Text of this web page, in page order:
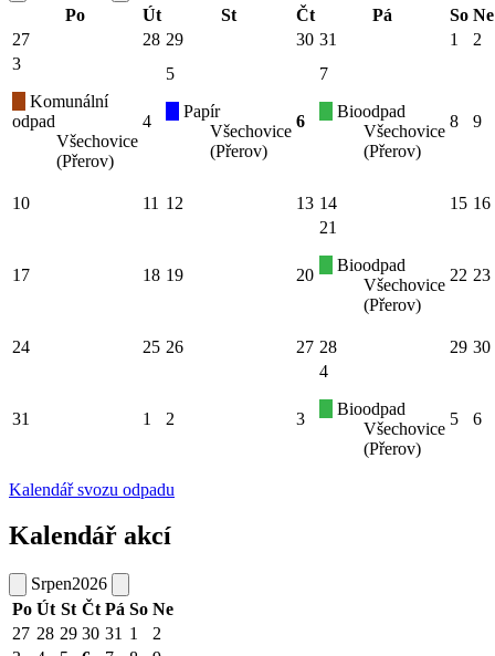
Po
Út St Čt Pá So Ne
27
28 29 30 31 1
2
3
Komunální
odpad
Všechovice
(Přerov)
4
5
Papír
Všechovice
(Přerov)
6
7
Bioodpad
Všechovice
(Přerov)
8 9
10 11 12 13 14 15 16
17 18 19 20
21
Bioodpad
Všechovice
(Přerov)
22 23
24 25 26 27 28 29 30
31 1 2 3
4
Bioodpad
Všechovice
(Přerov)
5 6
Kalendář svozu odpadu
Kalendář akcí
Srpen2026
Po Út St Čt Pá So Ne
27 28 29 30 31 1
2